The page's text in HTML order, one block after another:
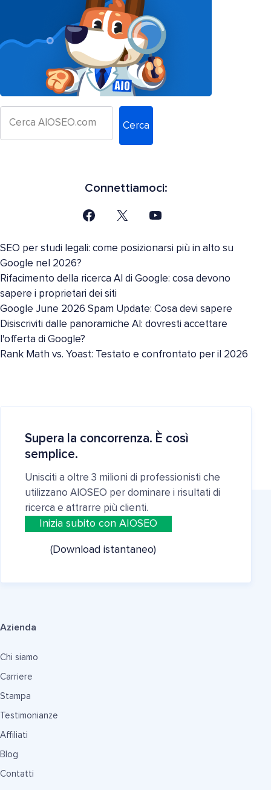
Cerca
Connettiamoci:
SEO per studi legali: come posizionarsi più in alto su
Google nel 2026?
Rifacimento della ricerca AI di Google: cosa devono
sapere i proprietari dei siti
Google June 2026 Spam Update: Cosa devi sapere
Disiscriviti dalle panoramiche AI: dovresti accettare
l'offerta di Google?
Rank Math vs. Yoast: Testato e confrontato per il 2026
Supera la concorrenza. È così
semplice.
Unisciti a oltre 3 milioni di professionisti che
utilizzano AIOSEO per dominare i risultati di
ricerca e attrarre più clienti.
Inizia subito con AIOSEO
(Download istantaneo)
Azienda
Chi siamo
Carriere
Stampa
Testimonianze
Affiliati
Blog
Contatti